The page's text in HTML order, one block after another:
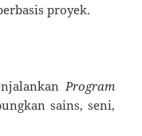
proyek.
Program
sains, seni,